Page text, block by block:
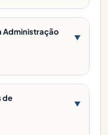
Administração
▼
de
▼